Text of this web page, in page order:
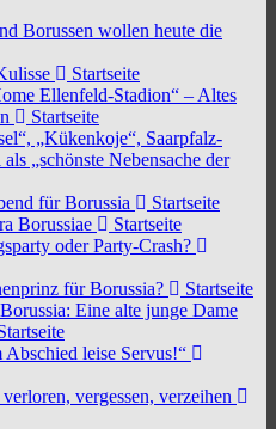
Borussen wollen heute die
Startseite
Ellenfeld-Stadion“ – Altes
Startseite
„Kükenkoje“, Saarpfalz-
„schönste Nebensache der
für Borussia
Startseite
Borussiae
Startseite
oder Party-Crash?
für Borussia?
Startseite
Eine alte junge Dame
Abschied leise Servus!“
vergessen, verzeihen